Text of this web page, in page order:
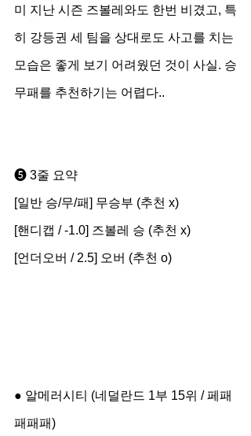
미 지난 시즌 즈볼레와도 한번 비겼고, 특
히 강등권 세 팀을 상대로도 사고를 치는
모습은 좋게 보기 어려웠던 것이 사실. 승
무패를 추천하기는 어렵다..
➎ 3줄 요약
[일반 승/무/패] 무승부 (추천 x)
[핸디캡 / -1.0] 즈볼레 승 (추천 x)
[언더오버 / 2.5] 오버 (추천 o)
● 알메러시티 (네덜란드 1부 15위 / 페패
패패패)